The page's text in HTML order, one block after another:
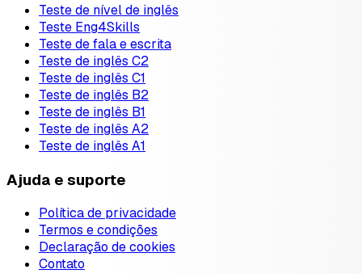
Teste de nível de inglês
Teste Eng4Skills
Teste de fala e escrita
Teste de inglês C2
Teste de inglês C1
Teste de inglês B2
Teste de inglês B1
Teste de inglês A2
Teste de inglês A1
Ajuda e suporte
Política de privacidade
Termos e condições
Declaração de cookies
Contato